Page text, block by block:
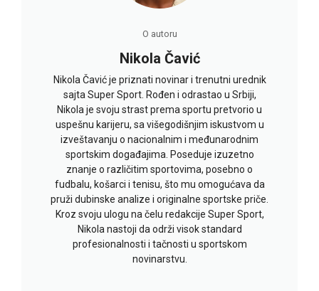
O autoru
Nikola Čavić
Nikola Čavić je priznati novinar i trenutni urednik
sajta Super Sport. Rođen i odrastao u Srbiji,
Nikola je svoju strast prema sportu pretvorio u
uspešnu karijeru, sa višegodišnjim iskustvom u
izveštavanju o nacionalnim i međunarodnim
sportskim događajima. Poseduje izuzetno
znanje o različitim sportovima, posebno o
fudbalu, košarci i tenisu, što mu omogućava da
pruži dubinske analize i originalne sportske priče.
Kroz svoju ulogu na čelu redakcije Super Sport,
Nikola nastoji da održi visok standard
profesionalnosti i tačnosti u sportskom
novinarstvu.